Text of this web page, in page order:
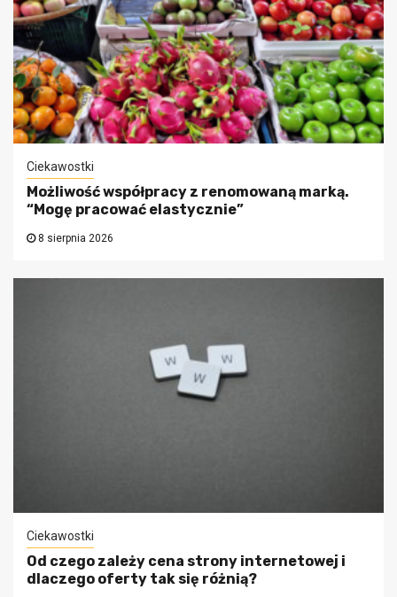
Ciekawostki
Możliwość współpracy z renomowaną marką.
“Mogę pracować elastycznie”
8 sierpnia 2026
Ciekawostki
Od czego zależy cena strony internetowej i
dlaczego oferty tak się różnią?